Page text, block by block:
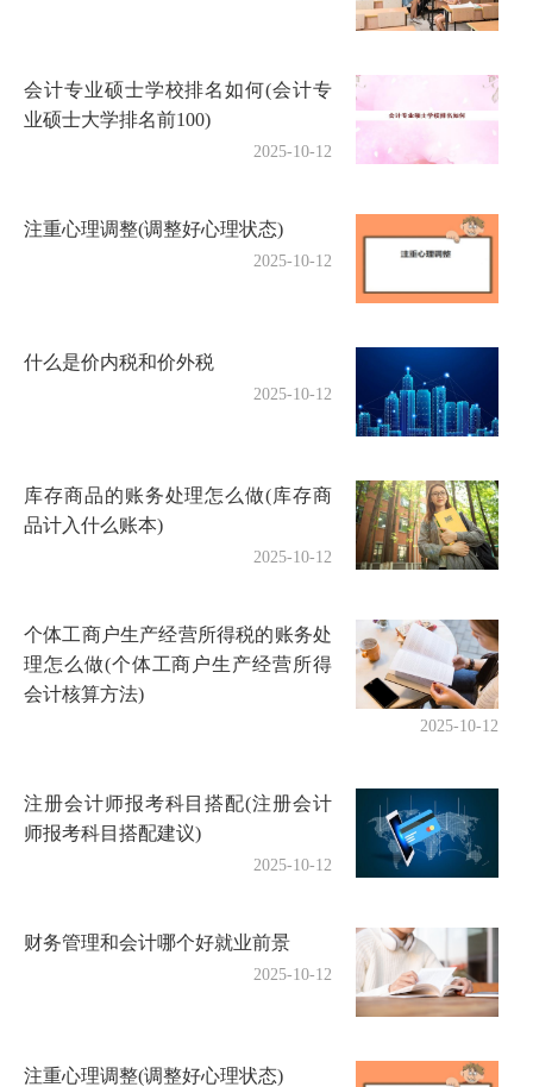
会计专业硕士学校排名如何(会计专
业硕士大学排名前100)
2025-10-12
注重心理调整(调整好心理状态)
2025-10-12
什么是价内税和价外税
2025-10-12
库存商品的账务处理怎么做(库存商
品计入什么账本)
2025-10-12
个体工商户生产经营所得税的账务处
理怎么做(个体工商户生产经营所得
会计核算方法)
2025-10-12
注册会计师报考科目搭配(注册会计
师报考科目搭配建议)
2025-10-12
财务管理和会计哪个好就业前景
2025-10-12
注重心理调整(调整好心理状态)